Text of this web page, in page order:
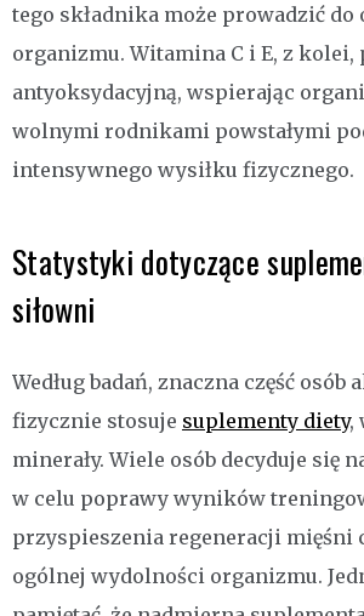
tego składnika może prowadzić do
organizmu. Witamina C i E, z kolei,
antyoksydacyjną, wspierając
wolnymi rodnikami powstałymi
intensywnego wysiłku fizycznego.
Statystyki dotyczące
siłowni
Według badań, znaczna część osób
fizycznie stosuje suplementy diety,
minerały. Wiele osób decyduje się
w celu poprawy wyników
przyspieszenia regeneracji mięśni
ogólnej wydolności organizmu.